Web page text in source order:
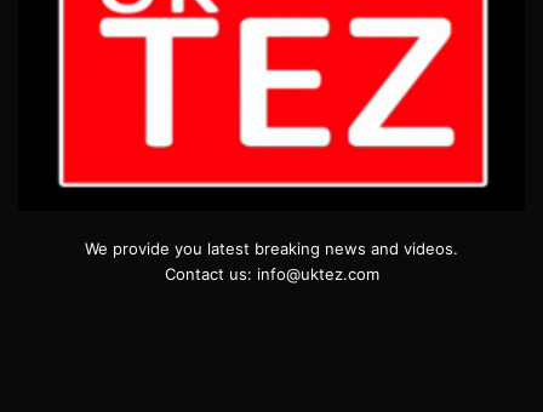
We provide you latest breaking news and videos.
Contact us: info@uktez.com